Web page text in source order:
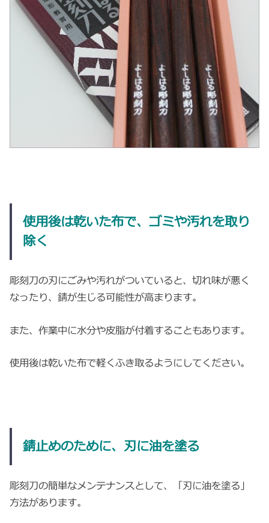
使用後は乾いた布で、ゴミや汚れを取り
除く
彫刻刀の刃にごみや汚れがついていると、切れ味が悪く
なったり、錆が生じる可能性が高まります。
また、作業中に水分や皮脂が付着することもあります。
使用後は乾いた布で軽くふき取るようにしてください。
錆止めのために、刃に油を塗る
彫刻刀の簡単なメンテナンスとして、「刃に油を塗る」
方法があります。